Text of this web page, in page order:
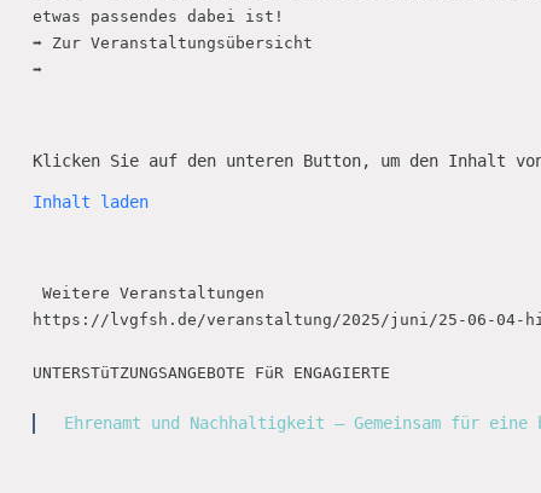
etwas passendes dabei ist!
➡️ Zur Veranstaltungsübersicht
➡️
Klicken Sie auf den unteren Button, um den Inhalt von
Inhalt laden
Weitere Veranstaltungen
https://lvgfsh.de/veranstaltung/2025/juni/25-06-04-
UNTERSTüTZUNGSANGEBOTE FüR ENGAGIERTE
Ehrenamt und Nachhaltigkeit – Gemeinsam für eine